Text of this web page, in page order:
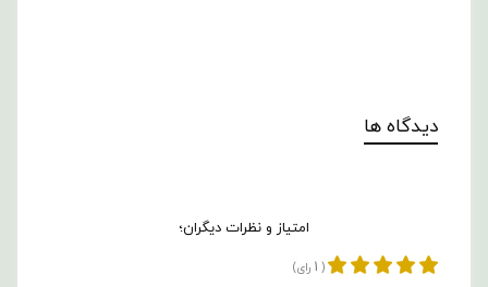
دیدگاه ها
امتیاز و نظرات دیگران؛
(
1 رای)